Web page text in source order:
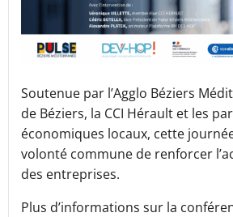
Soutenue par l’Agglo Béziers
de Béziers, la CCI Hérault et les
économiques locaux, cette
volonté commune de renforcer
des entreprises.
Plus d’informations sur la